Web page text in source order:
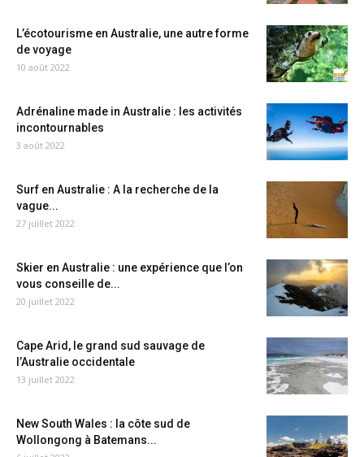
L’écotourisme en Australie, une autre forme
de voyage
10 août 2022
Adrénaline made in Australie : les activités
incontournables
3 août 2022
Surf en Australie : A la recherche de la
vague...
27 juillet 2022
Skier en Australie : une expérience que l’on
vous conseille de...
20 juillet 2022
Cape Arid, le grand sud sauvage de
l’Australie occidentale
13 juillet 2022
New South Wales : la côte sud de
Wollongong à Batemans...